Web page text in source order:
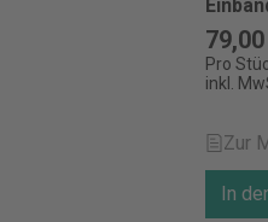
Pro
inkl.
Zur
In